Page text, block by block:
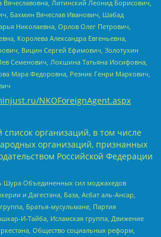
Вячеславовна, Литинский Леонид Борисович,
Бахмин Вячеслав Иванович, Шабад
Николаевна, Орлов Олег Петрович,
Королева Александра Евгеньевна,
Вицин Сергей Ефимович, Золотухин
Семенович, Локшина Татьяна Иосифовна,
Мара Федоровна, Резник Генри Маркович,
NKOForeignAgent.aspx
организаций, в том числе
организаций, признанных
Российской Федерации
Объединенных сил моджахедов
и Дагестана, База, Асбат аль-Ансар,
Братья-мусульмане, Партия
И-Тайба, Исламская группа, Движение
Общество социальных реформ,